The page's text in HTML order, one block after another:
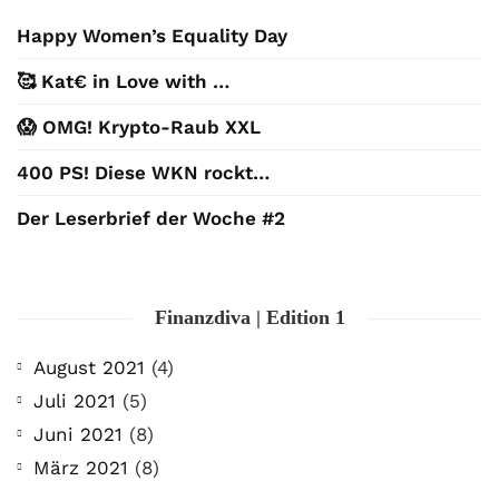
Happy Women’s Equality Day
🥰 Kat€ in Love with …
😱 OMG! Krypto-Raub XXL
400 PS! Diese WKN rockt…
Der Leserbrief der Woche #2
Finanzdiva | Edition 1
August 2021 (4)
Juli 2021 (5)
Juni 2021 (8)
März 2021 (8)